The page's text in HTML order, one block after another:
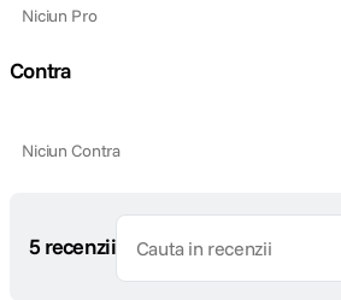
Niciun Pro
Contra
Niciun Contra
5 recenzii